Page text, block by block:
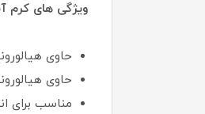
ویژگی های کرم
حاوی
حاوی
مناسب برای